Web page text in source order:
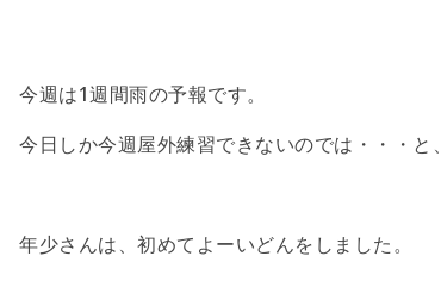
今週は1週間雨の予報です。
今日しか今週屋外練習できないのでは・・・
年少さんは、初めてよーいどんをしました。